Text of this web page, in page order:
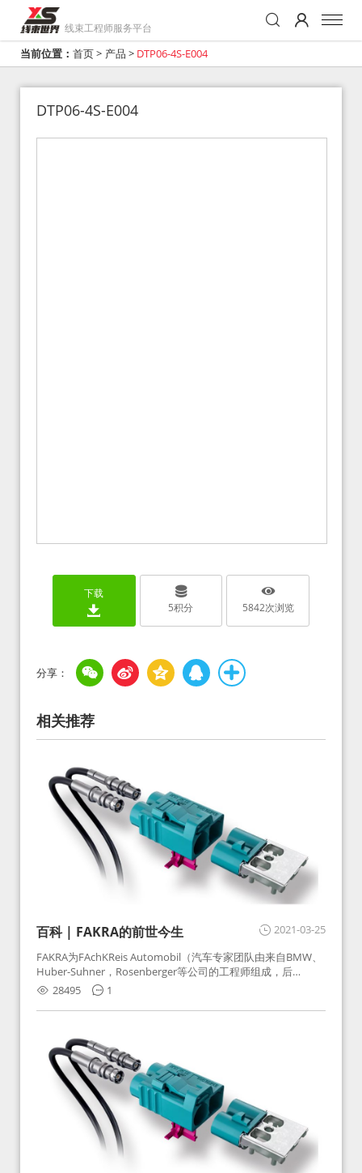
线束工程师服务平台
当前位置： 首页> 产品 > DTP06-4S-E004
DTP06-4S-E004
下载
5积分 5842次浏览
相关推荐
2021-03-25
百科 | FAKRA的前世今生
FAKRA为FAchKReis Automobil（汽车专家团队由来自BMW、
Huber-Suhner，Rosenberger等公司的工程师组成，后
Huber-Suhner相关连接器业务及技术在2010年并入
Rosenberger）缩写。起初为BMW需求用于车载收音机天线连
接，如今FAKRA已成为汽车行业通用标准的射频连接器，被业
28495 1